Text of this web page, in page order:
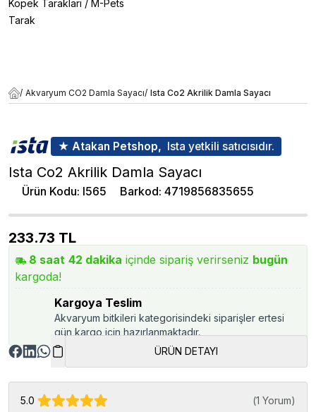
Köpek Tarakları / M-Pets
Tarak
/ Akvaryum CO2 Damla Sayacı/ Ista Co2 Akrilik Damla Sayacı
★ Atakan Petshop, Ista yetkili satıcısıdır.
Ista Co2 Akrilik Damla Sayacı
Ürün Kodu: I565 Barkod: 4719856835655
233.73 TL
8 saat 42 dakika içinde sipariş verirseniz bugün
kargoda!
Kargoya Teslim
Akvaryum bitkileri kategorisindeki siparişler ertesi
gün kargo için hazırlanmaktadır.
ÜRÜN DETAYI
5.0 (1 Yorum)